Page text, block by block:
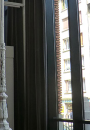
d'ateliers
vidéo